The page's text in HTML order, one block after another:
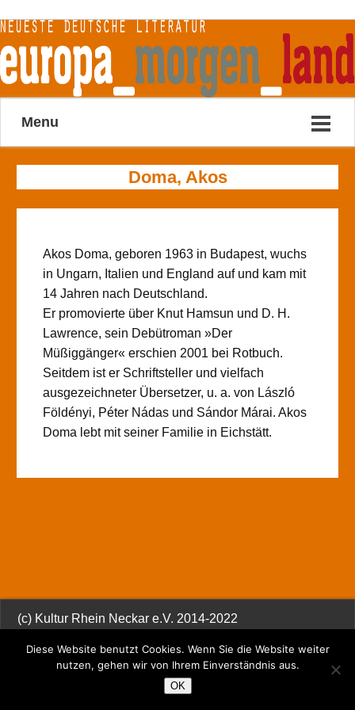
Menu
Doma, Akos
Akos Doma, geboren 1963 in Budapest, wuchs
in Ungarn, Italien und England auf und kam mit
14 Jahren nach Deutschland.
Er promovierte über Knut Hamsun und D. H.
Lawrence, sein Debütroman »Der
Müßiggänger« erschien 2001 bei Rotbuch.
Seitdem ist er Schriftsteller und vielfach
ausgezeichneter Übersetzer, u. a. von László
Földényi, Péter Nádas und Sándor Márai. Akos
Doma lebt mit seiner Familie in Eichstätt.
(c) Kultur Rhein Neckar e.V. 2014-2022
Diese Website benutzt Cookies. Wenn Sie die Website weiter
nutzen, gehen wir von Ihrem Einverständnis aus.
OK